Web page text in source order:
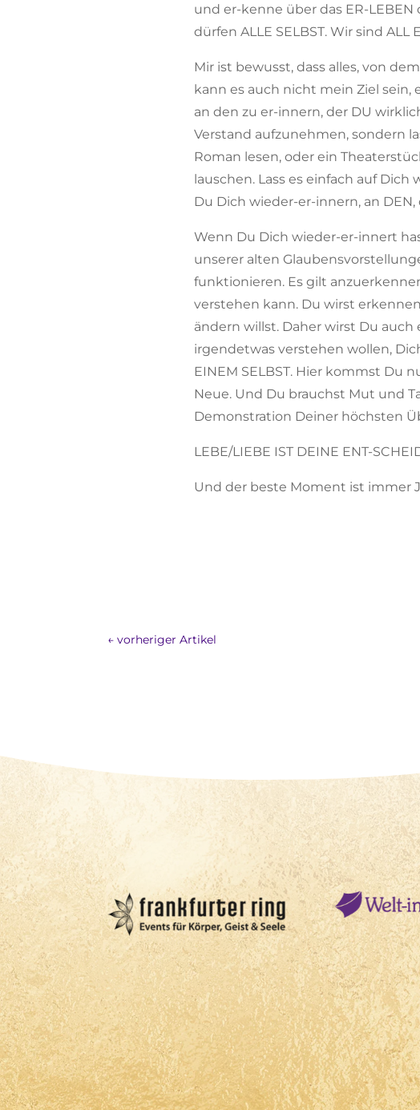
und er-kenne über das ER-
dürfen ALLE SELBST. Wir sind ALL
Mir ist bewusst, dass alles, von
kann es auch nicht mein Ziel sein,
an den zu er-innern, der DU
Verstand aufzunehmen, sondern
Roman lesen, oder ein
lauschen. Lass es einfach auf
Du Dich wieder-er-innern, an DEN,
Wenn Du Dich wieder-er-innert
unserer alten
funktionieren. Es gilt
verstehen kann. Du wirst
ändern willst. Daher wirst Du auch
irgendetwas verstehen wollen,
EINEM SELBST. Hier kommst Du
Neue. Und Du brauchst Mut und
Demonstration Deiner höchsten
LEBE/LIEBE IST DEINE ENT-
Und der beste Moment ist immer
←vorheriger Artikel